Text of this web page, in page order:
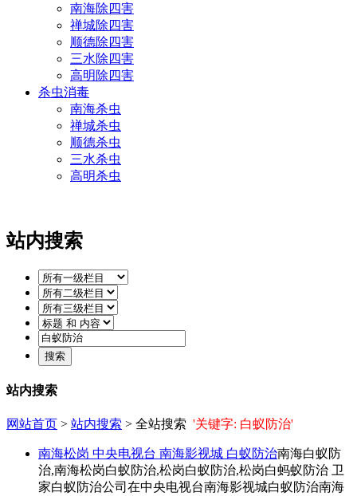
南海除四害
禅城除四害
顺德除四害
三水除四害
高明除四害
杀虫消毒
南海杀虫
禅城杀虫
顺德杀虫
三水杀虫
高明杀虫
站内搜索
站内搜索
网站首页 > 站内搜索 > 全站搜索 '关键字: 白蚁防治'
南海松岗 中央电视台 南海影视城 白蚁防治南海白蚁防
治,南海松岗白蚁防治,松岗白蚁防治,松岗白蚂蚁防治 卫
家白蚁防治公司在中央电视台南海影视城白蚁防治南海